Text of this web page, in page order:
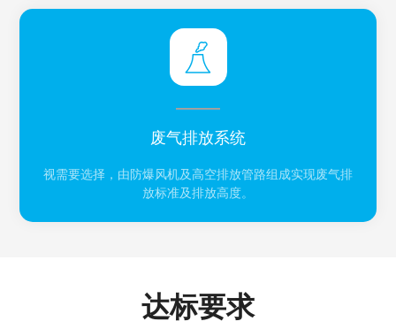
废气排放系统
视需要选择，由防爆风机及高空排放管路组成实现废气排
放标准及排放高度。
达标要求